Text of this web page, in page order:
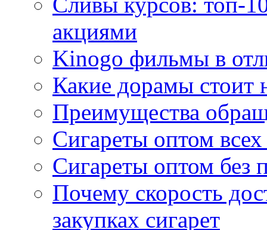
акциями
Kinogo фильмы в
Какие дорамы стоит
Преимущества
Сигареты оптом
Сигареты оптом без
Почему скорость
закупках сигарет